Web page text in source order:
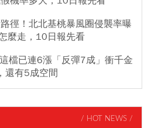
徑！北北基桃暴風圈侵襲率曝
麼走，10日報先看
檔已連6漲「反彈7成」衝千金
還有5成空間
/ HOT NEWS /